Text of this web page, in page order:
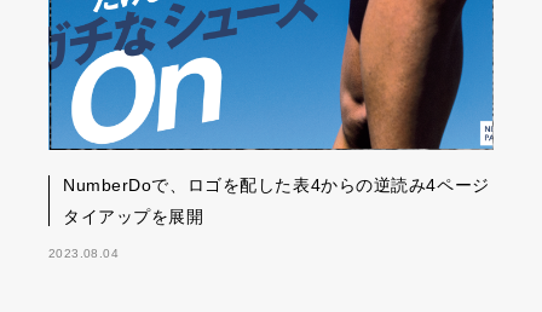
NumberDoで、ロゴを配した表4からの逆読み4ページ
タイアップを展開
2023.08.04